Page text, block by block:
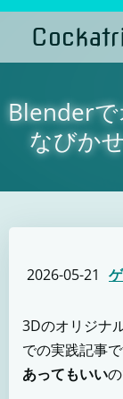
Blender
なびか
2026-05-21
3Dのオリジナ
での実践記事で
あってもいいの